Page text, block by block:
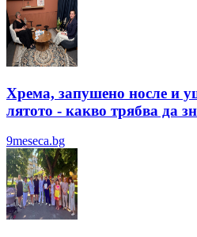
Хрема, запушено носле и
лятотo - какво трябва да
9meseca.bg